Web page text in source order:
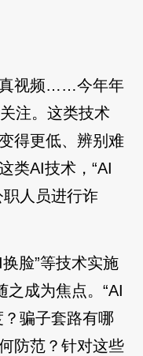
真视频……今年年
注。这类技术
得更低、辨别难
类AI技术，“AI
人员进行诈
脸”等技术实施
之成为焦点。“AI
骗子套路有哪
防范？针对这些